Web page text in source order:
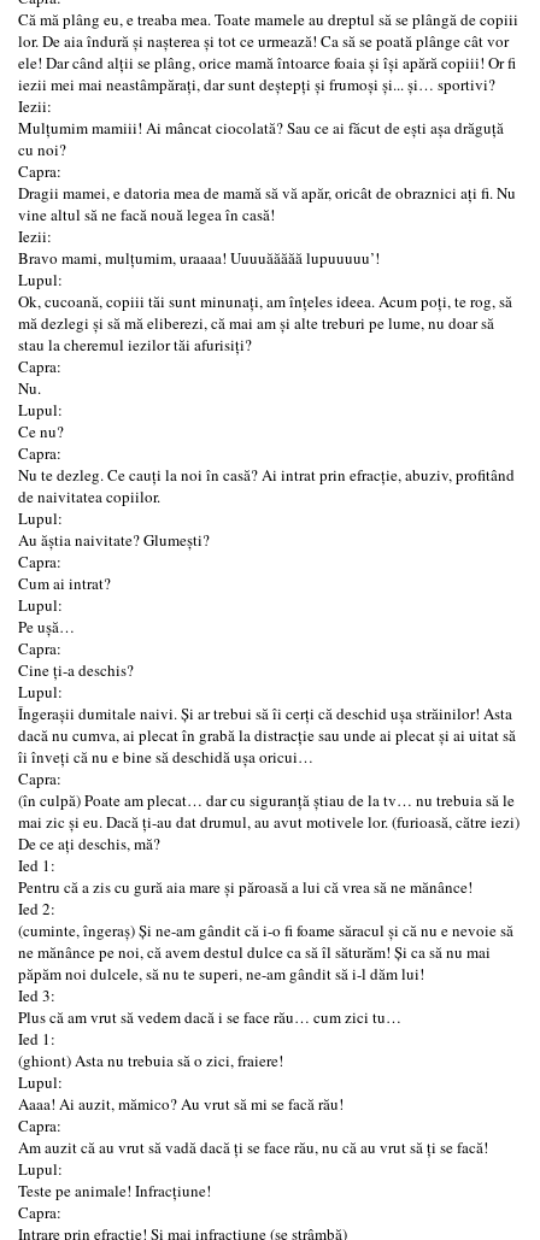
Că mă plâng eu, e treaba mea. Toate mamele au dreptul să se plângă de copiii
lor. De aia îndură și nașterea și tot ce urmează! Ca să se poată plânge cât vor
ele! Dar când alții se plâng, orice mamă întoarce foaia și își apără copiii! Or fi
iezii mei mai neastâmpărați, dar sunt deștepți și frumoși și... și… sportivi?
Iezii:
Mulțumim mamiii! Ai mâncat ciocolată? Sau ce ai făcut de ești așa drăguță
cu noi?
Capra:
Dragii mamei, e datoria mea de mamă să vă apăr, oricât de obraznici ați fi. Nu
vine altul să ne facă nouă legea în casă!
Iezii:
Bravo mami, mulțumim, uraaaa! Uuuuăăăăă lupuuuuu’!
Lupul:
Ok, cucoană, copiii tăi sunt minunați, am înțeles ideea. Acum poți, te rog, să
mă dezlegi și să mă eliberezi, că mai am și alte treburi pe lume, nu doar să
stau la cheremul iezilor tăi afurisiți?
Capra:
Nu.
Lupul:
Ce nu?
Capra:
Nu te dezleg. Ce cauți la noi în casă? Ai intrat prin efracție, abuziv, profitând
de naivitatea copiilor.
Lupul:
Au ăștia naivitate? Glumești?
Capra:
Cum ai intrat?
Lupul:
Pe ușă…
Capra:
Cine ți-a deschis?
Lupul:
Îngerașii dumitale naivi. Și ar trebui să îi cerți că deschid ușa străinilor! Asta
dacă nu cumva, ai plecat în grabă la distracție sau unde ai plecat și ai uitat să
îi înveți că nu e bine să deschidă ușa oricui…
Capra:
(în culpă) Poate am plecat… dar cu siguranță știau de la tv… nu trebuia să le
mai zic și eu. Dacă ți-au dat drumul, au avut motivele lor. (furioasă, către iezi)
De ce ați deschis, mă?
Ied 1:
Pentru că a zis cu gură aia mare și păroasă a lui că vrea să ne mănânce!
Ied 2:
(cuminte, îngeraș) Și ne-am gândit că i-o fi foame săracul și că nu e nevoie să
ne mănânce pe noi, că avem destul dulce ca să îl săturăm! Și ca să nu mai
păpăm noi dulcele, să nu te superi, ne-am gândit să i-l dăm lui!
Ied 3:
Plus că am vrut să vedem dacă i se face rău… cum zici tu…
Ied 1:
(ghiont) Asta nu trebuia să o zici, fraiere!
Lupul:
Aaaa! Ai auzit, mămico? Au vrut să mi se facă rău!
Capra:
Am auzit că au vrut să vadă dacă ți se face rău, nu că au vrut să ți se facă!
Lupul:
Teste pe animale! Infracțiune!
Capra:
Intrare prin efracție! Și mai infracțiune (se strâmbă)